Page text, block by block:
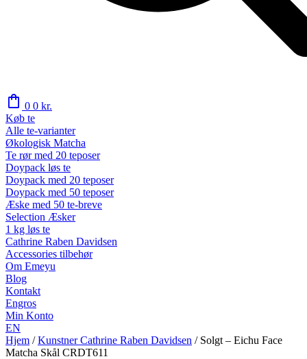
shopping_bag 0 0 kr.
Køb te
Alle te-varianter
Økologisk Matcha
Te rør med 20 teposer
Doypack løs te
Doypack med 20 teposer
Doypack med 50 teposer
Æske med 50 te-breve
Selection Æsker
1 kg løs te
Cathrine Raben Davidsen
Accessories tilbehør
Om Emeyu
Blog
Kontakt
Engros
Min Konto
EN
Hjem / Kunstner Cathrine Raben Davidsen /Solgt – Eichu Face
Matcha Skål CRDT611